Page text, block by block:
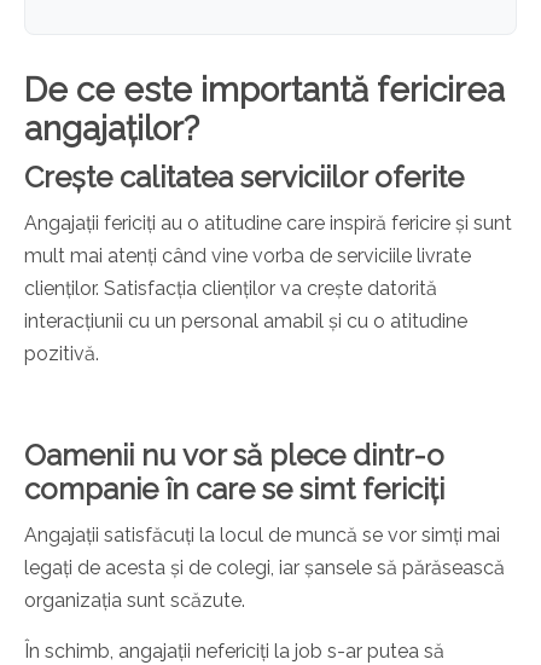
De ce este importantă fericirea
angajaților?
Crește calitatea serviciilor oferite
Angajații fericiți au o atitudine care inspiră fericire și sunt
mult mai atenți când vine vorba de serviciile livrate
clienților. Satisfacția clienților va crește datorită
interacțiunii cu un personal amabil și cu o atitudine
pozitivă.
Oamenii nu vor să plece dintr-o
companie în care se simt fericiți
Angajații satisfăcuți la locul de muncă se vor simți mai
legați de acesta și de colegi, iar șansele să părăsească
organizația sunt scăzute.
În schimb, angajații nefericiți la job s-ar putea să